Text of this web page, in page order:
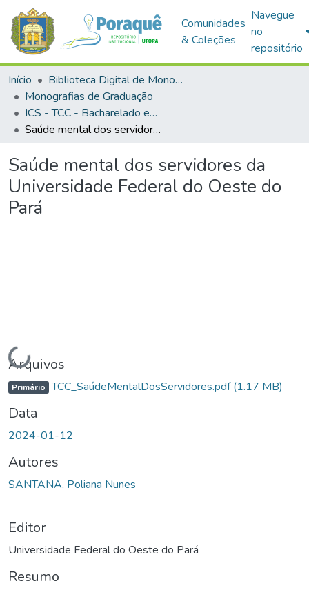
Comunidades
& Coleções
Navegue
no
repositório
Início
Biblioteca Digital de Monografias (BDM)
Monografias de Graduação
ICS - TCC - Bacharelado em Gestão Pública e Desenvolvimento Regional
Saúde mental dos servidores da Universidade Federal do Oeste do Pará
Saúde mental dos servidores da
Universidade Federal do Oeste do
Pará
Carregando...
Arquivos
Primário TCC_SaúdeMentalDosServidores.pdf(1.17 MB)
Data
2024-01-12
Autores
SANTANA, Poliana Nunes
Editor
Universidade Federal do Oeste do Pará
Resumo